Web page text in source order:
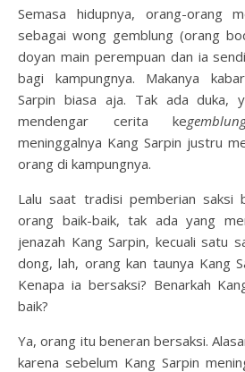
Semasa hidupnya, orang-orang
sebagai wong gemblung (orang
doyan main perempuan dan ia
bagi kampungnya. Makanya
Sarpin biasa aja. Tak ada duka,
mendengar cerita ke
meninggalnya Kang Sarpin justru
orang di kampungnya.
Lalu saat tradisi pemberian saksi
orang baik-baik, tak ada yang
jenazah Kang Sarpin, kecuali satu
dong, lah, orang kan taunya Kang
Kenapa ia bersaksi? Benarkah
baik?
Ya, orang itu beneran bersaksi.
karena sebelum Kang Sarpin